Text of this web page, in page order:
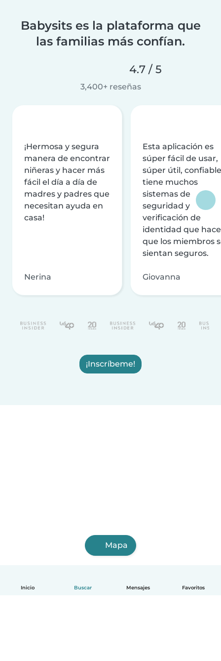
Inicio Buscar Mensajes Favoritos
Babysits es la plataforma que
las familias más confían.
4.7 / 5
3,400+ reseñas
¡Hermosa y segura
manera de encontrar
niñeras y hacer más
fácil el día a día de
madres y padres que
necesitan ayuda en
casa!
Nerina
Esta aplicación es
súper fácil de usar,
súper útil,
tiene muchos
sistemas de
seguridad y
verificación de
identidad que
que los miembros
sientan seguros.
Giovanna
¡Inscríbeme!
Mapa